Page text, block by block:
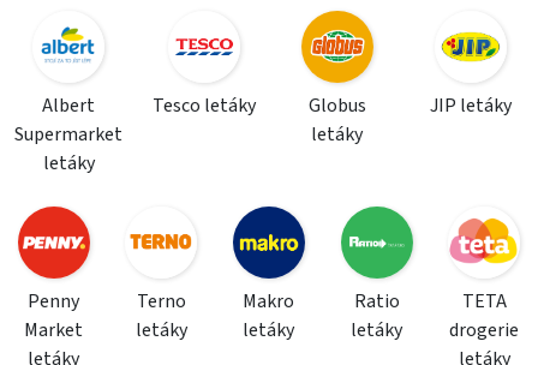
Albert
Supermarket
letáky
Tesco letáky
Globus
letáky
JIP letáky
Penny
Market
letáky
Terno
letáky
Makro
letáky
Ratio
letáky
TETA
drogerie
letáky